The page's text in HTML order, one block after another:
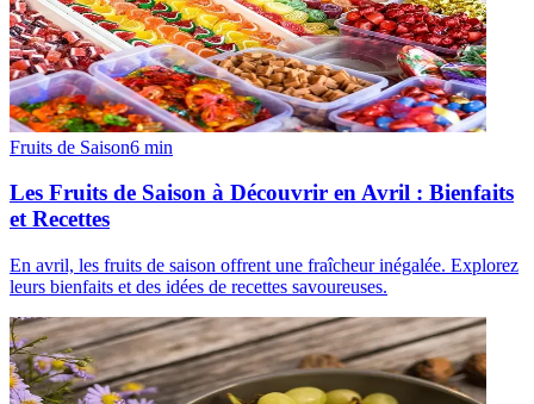
Fruits de Saison6 min
Les Fruits de Saison à Découvrir en Avril : Bienfaits
et Recettes
En avril, les fruits de saison offrent une fraîcheur inégalée. Explorez
leurs bienfaits et des idées de recettes savoureuses.